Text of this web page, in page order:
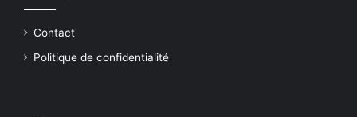
Contact
Politique de confidentialité